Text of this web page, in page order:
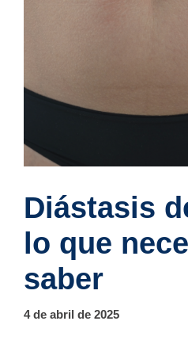
Diástasis
lo que
saber
4 de abril de 2025